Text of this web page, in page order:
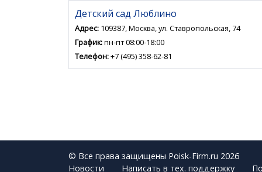
Детский сад Люблино
Адрес: 109387, Москва, ул. Ставропольская, 74
График:пн-пт 08:00-18:00
Телефон:+7 (495) 358-62-81
© Все права защищены Poisk-Firm.ru 2026
Новости
Написать в тех. поддержку